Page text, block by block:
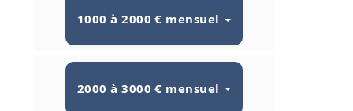
1000 à 2000 € mensuel
2000 à 3000 € mensuel